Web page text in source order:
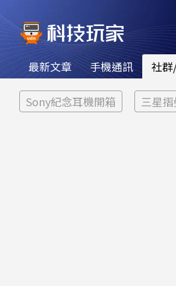
最新文章 手機通訊 社群
Sony紀念耳機開箱 三星